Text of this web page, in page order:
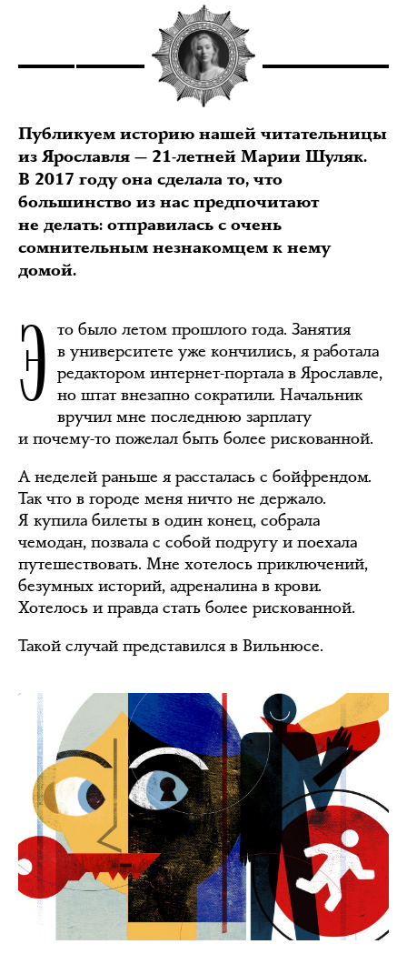
Публикуем историю нашей читательницы
из Ярославля — 21-летней Марии Шуляк.
В 2017 году она сделала то, что
большинство из нас предпочитают
не делать: отправилась с очень
сомнительным незнакомцем к нему
домой.
Э то было летом прошлого года. Занятия
в университете уже кончились, я работала
редактором интернет-портала в Ярославле,
но штат внезапно сократили. Начальник
вручил мне последнюю зарплату
и почему-то пожелал быть более рискованной.
А неделей раньше я рассталась с бойфрендом.
Так что в городе меня ничто не держало.
Я купила билеты в один конец, собрала
чемодан, позвала с собой подругу и поехала
путешествовать. Мне хотелось приключений,
безумных историй, адреналина в крови.
Хотелось и правда стать более рискованной.
Такой случай представился в Вильнюсе.